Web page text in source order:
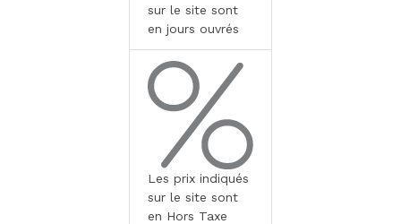
sur le site sont
en jours ouvrés
Les prix indiqués
sur le site sont
en Hors Taxe